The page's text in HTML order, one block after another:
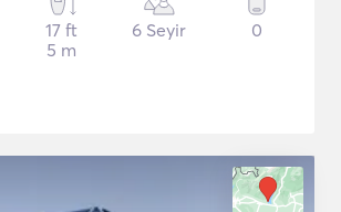
17 ft
5 m
6 Seyir 0